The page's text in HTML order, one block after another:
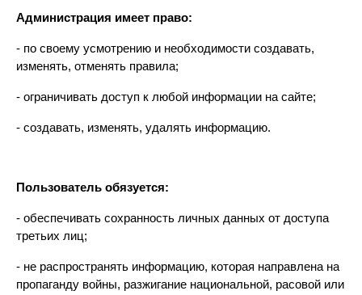
Администрация имеет право:
- по своему усмотрению и необходимости создавать,
изменять, отменять правила;
- ограничивать доступ к любой информации на сайте;
- создавать, изменять, удалять информацию.
Пользователь обязуется:
- обеспечивать сохранность личных данных от доступа
третьих лиц;
- не распространять информацию, которая направлена на
пропаганду войны, разжигание национальной, расовой или